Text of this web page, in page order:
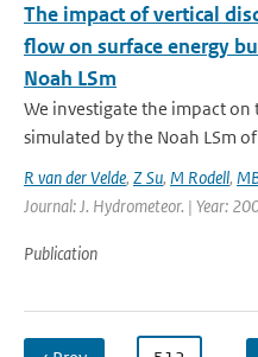
The impact of vertical
flow on surface energy
Noah LSm
We investigate the impact on
simulated by the Noah LSm
R van der Velde, Z Su, M Rodell,
Journal: J. Hydrometeor. | Year:
Publication